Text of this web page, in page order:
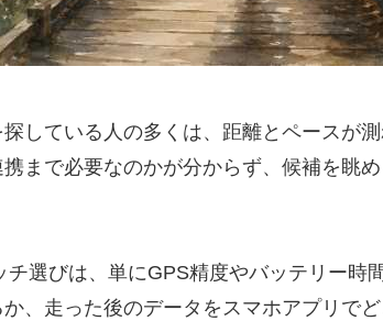
している人の多くは、距離とペースが
まで必要なのかが分からず、候補を眺
選びは、単にGPS精度やバッテリー時
、走った後のデータをスマホアプリで